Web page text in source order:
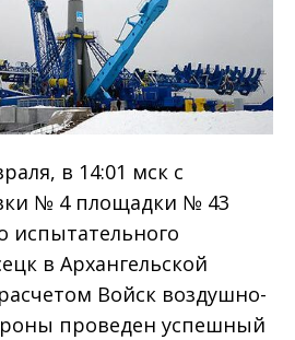
в 14:01 мск с
№ 4 площадки № 43
испытательного
в Архангельской
Войск воздушно-
проведен успешный